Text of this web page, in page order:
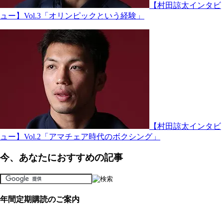
【村田諒太インタビ
ュー】Vol.3「オリンピックという経験」
【村田諒太インタビ
ュー】Vol.2「アマチェア時代のボクシング」
今、あなたにおすすめの記事
年間定期購読のご案内